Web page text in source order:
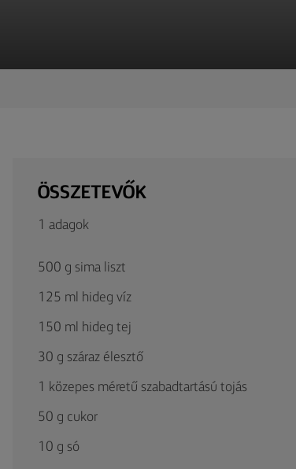
Magyarország
ÖSSZETEVŐK
1 adagok
500 g sima liszt
125 ml hideg víz
150 ml hideg tej
30 g száraz élesztő
1 közepes méretű szabadtartású tojás
50 g cukor
10 g só